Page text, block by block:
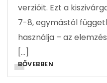
verzióit. Ezt a
7-8, egymástól
használja – az
[…]
BŐVEBBEN